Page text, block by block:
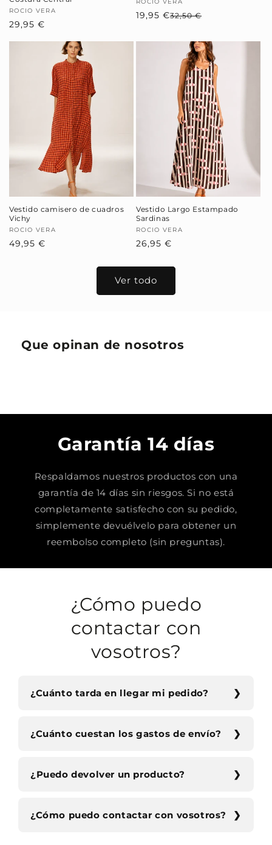
Proveedor:
ROCIO VERA
Precio
29,95 €
Proveedor:
32,50 €
oferta
19,95 €
Vestido camisero de cuadros
Vichy
Proveedor:
ROCIO VERA
Precio
49,95 €
Vestido Largo Estampado
Sardinas
Proveedor:
ROCIO VERA
Precio
26,95 €
Ver todo
Que opinan de nosotros
Garantía 14 días
Respaldamos nuestros productos con una
garantía de 14 días sin riesgos. Si no está
completamente satisfecho con su pedido,
simplemente devuélvelo para obtener un
reembolso completo (sin preguntas).
¿Cómo puedo
contactar con
vosotros?
¿Cuánto tarda en llegar mi pedido?
¿Cuánto cuestan los gastos de envío?
¿Puedo devolver un producto?
¿Cómo puedo contactar con vosotros?